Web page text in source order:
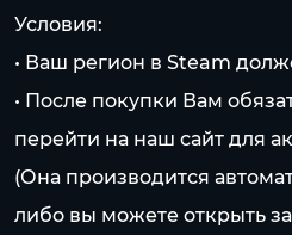
Условия:
• Ваш регион в Steam
• После покупки Вам
перейти на наш сайт для
(Она производится
либо вы можете открыть